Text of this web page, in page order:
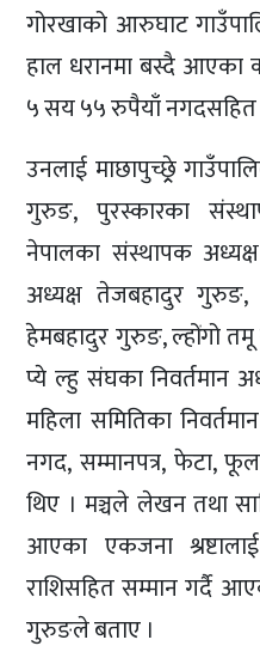
गोरखाको आरुघाट
हाल धरानमा बस्दै
५ सय ५५ रुपैयाँ नगदसहित
उनलाई माछापुच्छ्र्रे
गुरुङ, पुरस्कारका
नेपालका संस्थापक अध्यक्ष
अध्यक्ष तेजबहादुर गुरुङ,
हेमबहादुर गुरुङ, ल्होंगो
प्ये ल्हु संघका निवर्तमान
महिला समितिका
नगद, सम्मानपत्र, फेटा,
थिए । मञ्चले लेखन तथा
आएका एकजना
राशिसहित सम्मान गर्दै
गुरुङले बताए ।